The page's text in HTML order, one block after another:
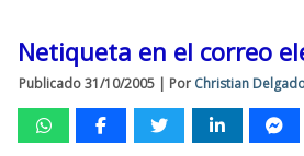
Netiqueta en el correo
Publicado 31/10/2005 | Por Christian